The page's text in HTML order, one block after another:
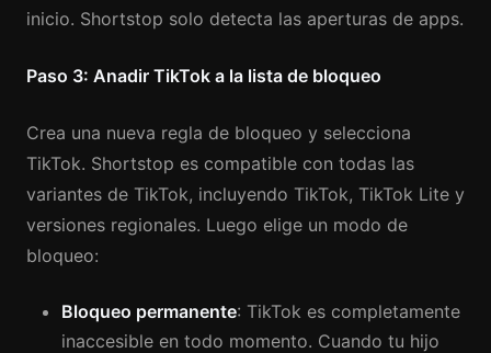
inicio. Shortstop solo detecta las aperturas de apps.
Paso 3: Anadir TikTok a la lista de bloqueo
Crea una nueva regla de bloqueo y selecciona
TikTok. Shortstop es compatible con todas las
variantes de TikTok, incluyendo TikTok, TikTok Lite y
versiones regionales. Luego elige un modo de
bloqueo:
Bloqueo permanente: TikTok es completamente
inaccesible en todo momento. Cuando tu hijo